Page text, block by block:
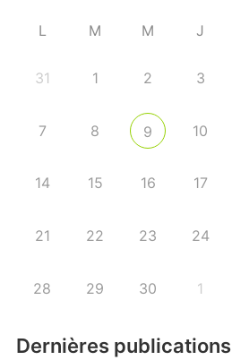
L M M J
31 1 2 3
7 8 9 10
14 15 16 17
21 22 23 24
28 29 30 1
Dernières publications